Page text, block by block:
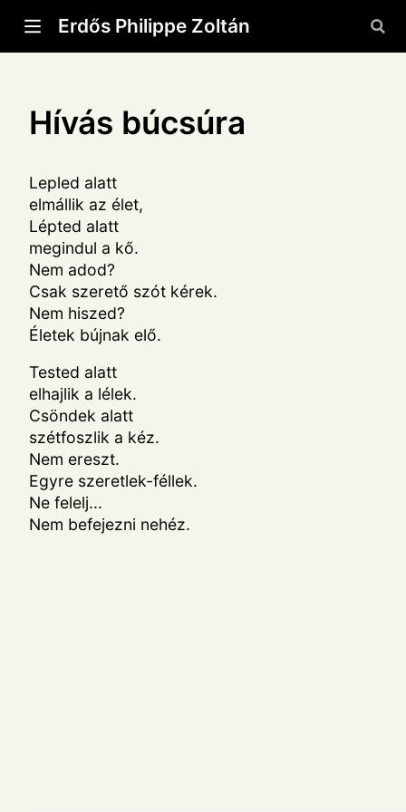
Erdős Philippe Zoltán
Hívás búcsúra
Lepled alatt
elmállik az élet,
Lépted alatt
megindul a kő.
Nem adod?
Csak szerető szót kérek.
Nem hiszed?
Életek bújnak elő.
Tested alatt
elhajlik a lélek.
Csöndek alatt
szétfoszlik a kéz.
Nem ereszt.
Egyre szeretlek-féllek.
Ne felelj...
Nem befejezni nehéz.